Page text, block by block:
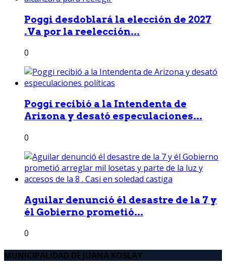
Poggi desdoblará la elección de 2027
.Va por la reelección...
0
Poggi recibió a la Intendenta de
Arizona y desató especulaciones...
0
Aguilar denunció él desastre de la 7 y
él Gobierno prometió...
0
MUNICIPALIDAD DE JUANA KOSLAY